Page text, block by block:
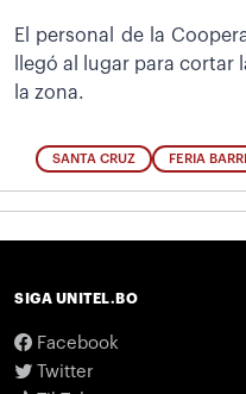
El personal de la
llegó al lugar para cortar
la zona.
SANTA CRUZ FERIA
SIGA UNITEL.BO
Facebook
Twitter